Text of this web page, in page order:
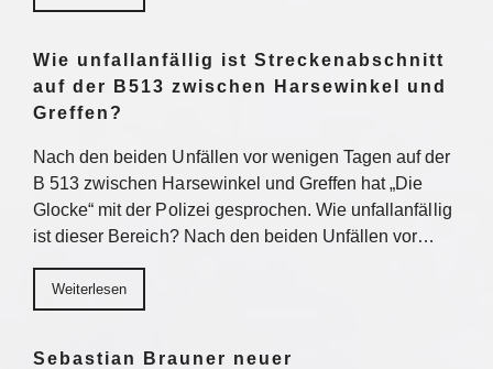
Wie unfallanfällig ist Streckenabschnitt
auf der B513 zwischen Harsewinkel und
Greffen?
Nach den beiden Unfällen vor wenigen Tagen auf der
B 513 zwischen Harsewinkel und Greffen hat „Die
Glocke“ mit der Polizei gesprochen. Wie unfallanfällig
ist dieser Bereich? Nach den beiden Unfällen vor…
Weiterlesen
Sebastian Brauner neuer